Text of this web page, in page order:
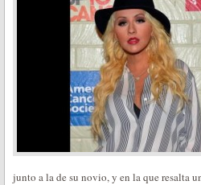
junto a la de su novio, y en la que resalta